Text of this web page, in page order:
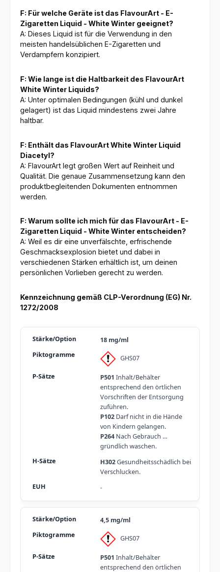
F: Für welche Geräte ist das FlavourArt - E-
Zigaretten Liquid - White Winter geeignet?
A: Dieses Liquid ist für die Verwendung in den
meisten handelsüblichen E-Zigaretten und
Verdampfern konzipiert.
F: Wie lange ist die Haltbarkeit des FlavourArt
White Winter Liquids?
A: Unter optimalen Bedingungen (kühl und dunkel
gelagert) ist das Liquid mindestens zwei Jahre
haltbar.
F: Enthält das FlavourArt White Winter Liquid
Diacetyl?
A: FlavourArt legt großen Wert auf Reinheit und
Qualität. Die genaue Zusammensetzung kann den
produktbegleitenden Dokumenten entnommen
werden.
F: Warum sollte ich mich für das FlavourArt - E-
Zigaretten Liquid - White Winter entscheiden?
A: Weil es dir eine unverfälschte, erfrischende
Geschmacksexplosion bietet und dabei in
verschiedenen Stärken erhältlich ist, um deinen
persönlichen Vorlieben gerecht zu werden.
Kennzeichnung gemäß CLP-Verordnung (EG) Nr.
1272/2008
18 mg/ml
GHS07
P501 Inhalt/Behälter
entsprechend den örtlichen
Vorschriften der Entsorgung
zuführen.
P102Darf nicht in die Hände
von Kindern gelangen.
P264Nach Gebrauch …
gründlich waschen.
H302Gesundheitsschädlich bei
Verschlucken.
-
4,5 mg/ml
GHS07
P501 Inhalt/Behälter
entsprechend den örtlichen